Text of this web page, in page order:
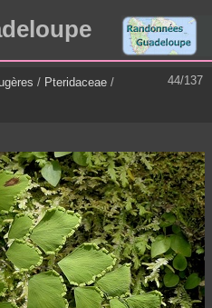
44/137
/ Pteridaceae /